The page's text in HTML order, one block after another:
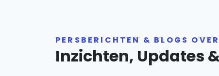
PERSBERICHTEN & BLOGS
Inzichten, Updates